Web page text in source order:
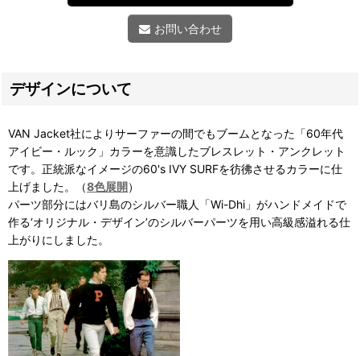
お問い合わせ
デザインについて
VAN Jacket社によりサーファーの間でもブームとなった「60年代
アイビー・ルック」カラーを意識したブレスレット・アンクレット
です。正統派なイメージの60's IVY SURFを彷彿させるカラーに仕
上げました。（8色展開）
パーツ部分にはバリ島のシルバー職人「Wi-Dhi」がハンドメイドで
作る‘オリジナル・デザイン’のシルバーパーツを用い高級感溢れる仕
上がりにしました。